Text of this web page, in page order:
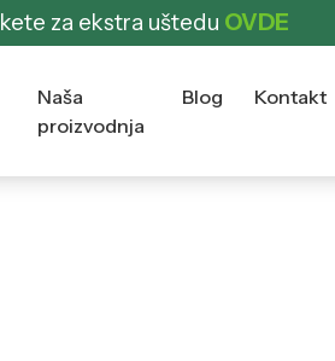
za ekstra uštedu OVDE
Naša
proizvodnja
Blog Kontakt